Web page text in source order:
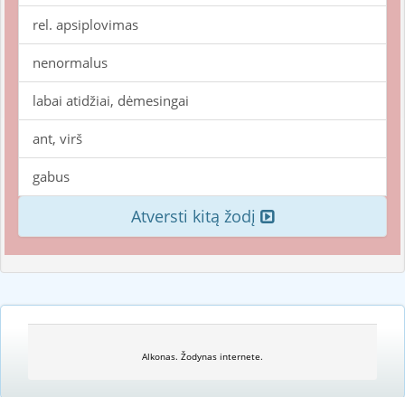
rel. apsiplovimas
nenormalus
labai atidžiai, dėmesingai
ant, virš
gabus
Atversti kitą žodį
Alkonas. Žodynas internete.